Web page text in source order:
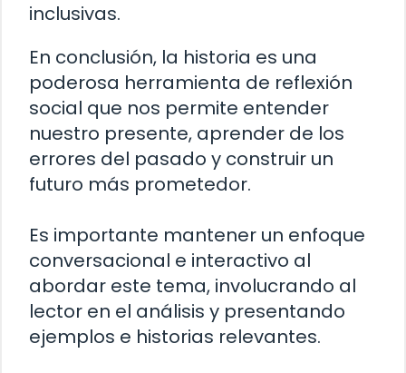
inclusivas.
En conclusión, la historia es una
poderosa herramienta de reflexión
social que nos permite entender
nuestro presente, aprender de los
errores del pasado y construir un
futuro más prometedor.
Es importante mantener un enfoque
conversacional e interactivo al
abordar este tema, involucrando al
lector en el análisis y presentando
ejemplos e historias relevantes.